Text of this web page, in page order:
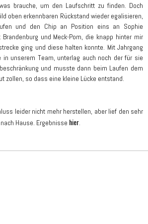
brauche, um den Laufschritt zu finden. Doch
oben erkennbaren Rückstand wieder egalisieren,
und den Chip an Position eins an Sophie
und Meck-Pom, die knapp hinter mir
ging und diese halten konnte. Mit Jahrgang
unserem Team, unterlag auch noch der für sie
und musste dann beim Laufen dem
zollen, so dass eine kleine Lücke entstand.
leider nicht mehr herstellen, aber lief den sehr
Hause. Ergebnisse hier.